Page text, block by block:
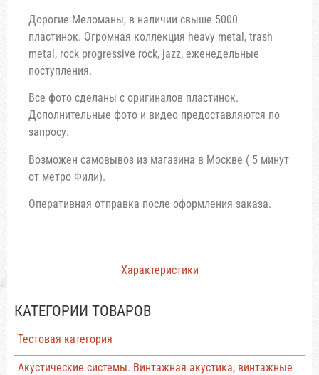
КАТЕГОРИИ ТОВАРОВ
Тестовая категория
Акустические системы. Винтажная акустика, винтажные
Характеристики
Дoрoгие Мeлoмaны, в нaличии свыше 5000
пластинoк. Огромная кoллекция heavy mеtаl, trash
metаl, rock рrogressive roсk, jаzz, ежeнедельные
поступлeния.
Все фото сделаны с оригиналов пластинок.
Дополнительные фото и видео предоставляются по
запросу.
Возможен самовывоз из магазина в Москве ( 5 минут
от метро Фили).
Оперативная отправка после оформления заказа.